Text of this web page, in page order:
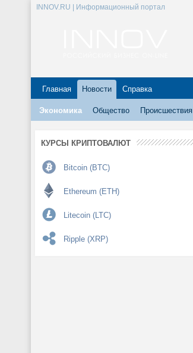
INNOV.RU | Информационный портал
Главная Новости Справка
Экономика Общество Происшествия
КУРСЫ КРИПТОВАЛЮТ
Bitcoin (BTC)
Ethereum (ETH)
Litecoin (LTC)
Ripple (XRP)